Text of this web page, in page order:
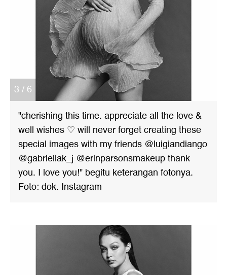
3 / 6
"cherishing this time. appreciate all the love &
well wishes ♡ will never forget creating these
special images with my friends @luigiandiango
@gabriellak_j @erinparsonsmakeup thank
you. I love you!" begitu keterangan fotonya.
Foto: dok. Instagram